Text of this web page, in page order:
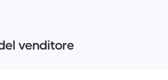
venditore